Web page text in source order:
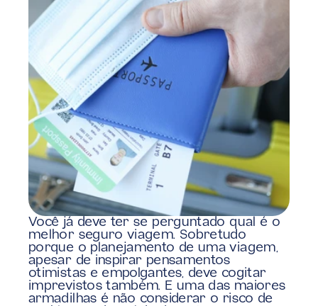
Você já deve ter se perguntado qual é o
melhor seguro viagem. Sobretudo
porque o planejamento de uma viagem,
apesar de inspirar pensamentos
otimistas e empolgantes, deve cogitar
imprevistos também. E uma das maiores
armadilhas é não considerar o risco de